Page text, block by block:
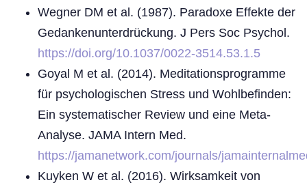
Wegner DM et al. (1987). Paradoxe Effekte der
Gedankenunterdrückung. J Pers Soc Psychol.
https://doi.org/10.1037/0022-3514.53.1.5
Goyal M et al. (2014). Meditationsprogramme
für psychologischen Stress und Wohlbefinden:
Ein systematischer Review und eine Meta-
Analyse. JAMA Intern Med.
https://jamanetwork.com/journals/
Kuyken W et al. (2016). Wirksamkeit von